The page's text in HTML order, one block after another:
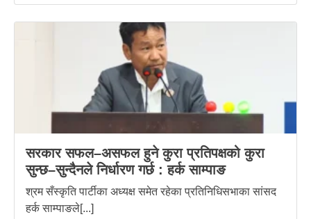
सरकार सफल–असफल हुने कुरा प्रतिपक्षको कुरा
सुन्छ–सुन्दैनले निर्धारण गर्छ : हर्क साम्पाङ
श्रम सँस्कृति पार्टीका अध्यक्ष समेत रहेका प्रतिनिधिसभाका सांसद
हर्क साम्पाङले[...]